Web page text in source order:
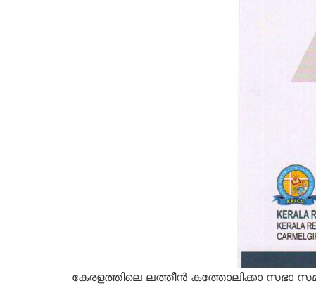
കേരളത്തിലെ ലത്തീന്‍ കത്തോലിക്കാ